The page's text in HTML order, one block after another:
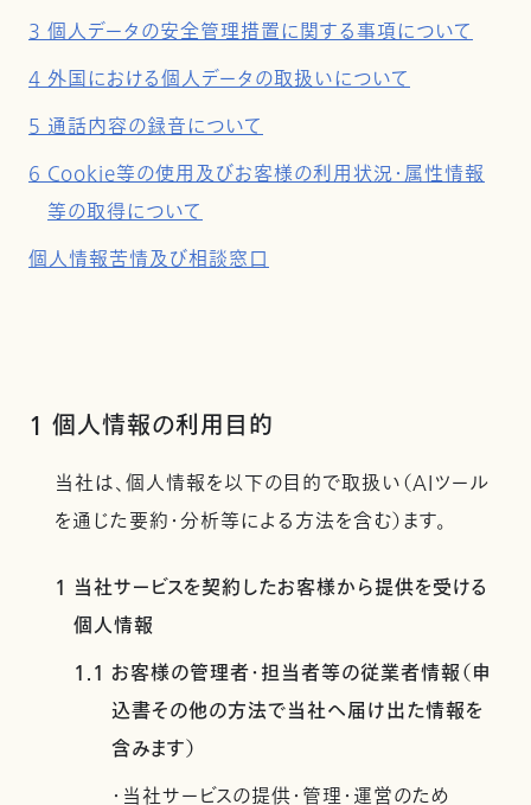
3 個人データの安全管理措置に関する事項について
4 外国における個人データの取扱いについて
5 通話内容の録音について
6 Cookie等の使用及びお客様の利用状況・属性情報
等の取得について
個人情報苦情及び相談窓口
1 個人情報の利用目的
当社は、個人情報を以下の目的で取扱い（AIツール
を通じた要約・分析等による方法を含む）ます。
1 当社サービスを契約したお客様から提供を受ける
個人情報
1.1 お客様の管理者・担当者等の従業者情報（申
込書その他の方法で当社へ届け出た情報を
含みます）
・当社サービスの提供・管理・運営のため